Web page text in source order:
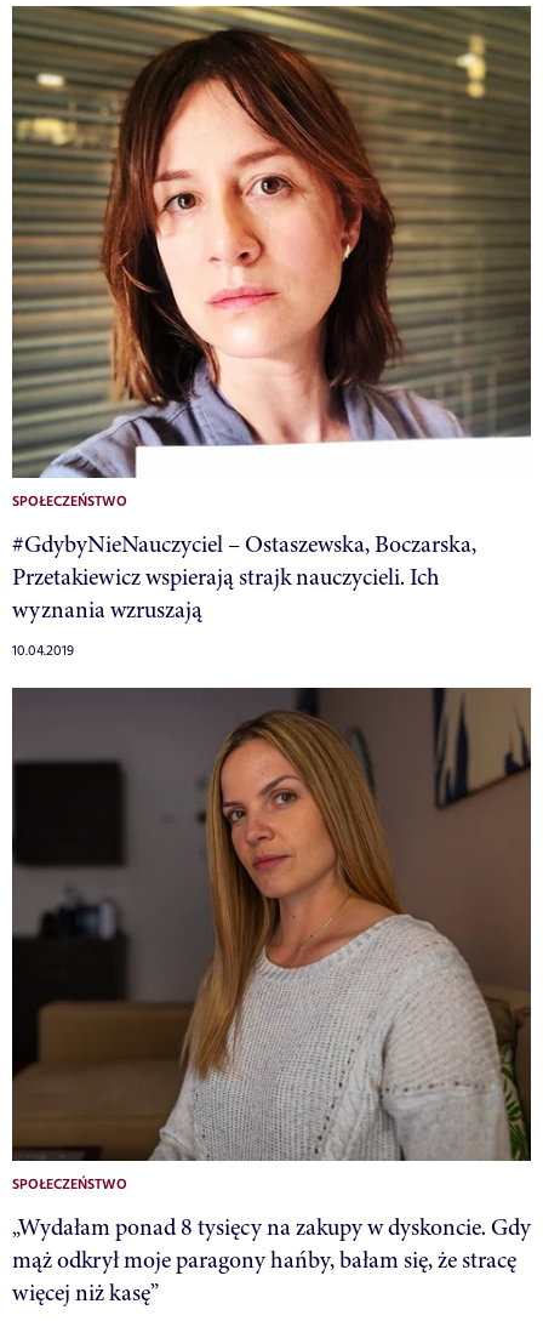
SPOŁECZEŃSTWO
#GdybyNieNauczyciel – Ostaszewska, Boczarska,
Przetakiewicz wspierają strajk nauczycieli. Ich
wyznania wzruszają
10.04.2019
SPOŁECZEŃSTWO
„Wydałam ponad 8 tysięcy na zakupy w dyskoncie. Gdy
mąż odkrył moje paragony hańby, bałam się, że stracę
więcej niż kasę”